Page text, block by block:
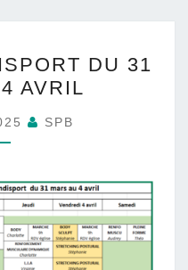
DU 31
AVRIL
SPB